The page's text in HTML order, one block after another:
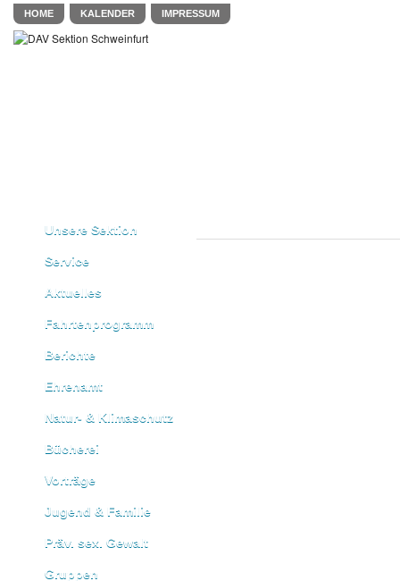
HOME KALENDER IMPRESSUM
Unsere Sektion
Service
Aktuelles
Fahrtenprogramm
Berichte
Ehrenamt
Natur- & Klimaschutz
Bücherei
Vorträge
Jugend & Familie
Präv. sex. Gewalt
Gruppen